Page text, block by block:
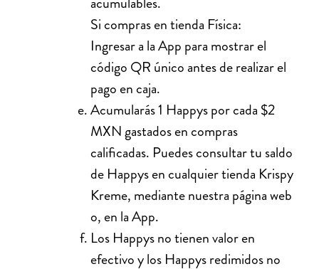
Si compras en tienda Física:
Ingresar a la App para mostrar el
código QR único antes de realizar el
pago en caja.
Acumularás 1 Happys por cada $2
MXN gastados en compras
calificadas. Puedes consultar tu saldo
de Happys en cualquier tienda Krispy
Kreme, mediante nuestra página web
o, en la App.
Los Happys no tienen valor en
efectivo y los Happys redimidos no